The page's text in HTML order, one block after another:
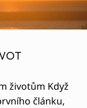
životům Když
článku,